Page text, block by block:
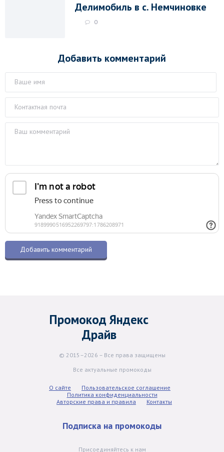
Делимобиль в с. Немчиновке
0
Добавить комментарий
Промокод Яндекс
Драйв
© 2015–2026 – Все права защищены
Все актуальные промокоды
О сайте
Пользовательское соглашение
Политика конфиденциальности
Авторские права и правила
Контакты
Подписка на промокоды
Присоединяйтесь к нам